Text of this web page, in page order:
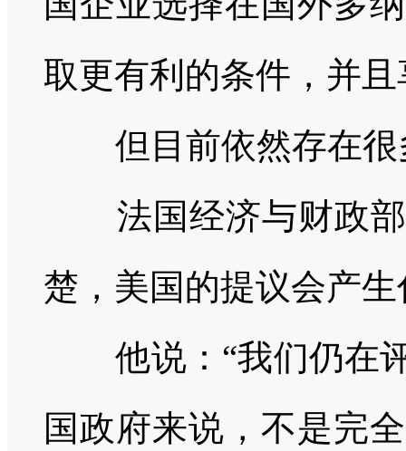
取更有利的条件，并
但目前依然存在
法国经济与财政部
楚，美国的提议会产
他说： “我们仍在
国政府来说，不是完